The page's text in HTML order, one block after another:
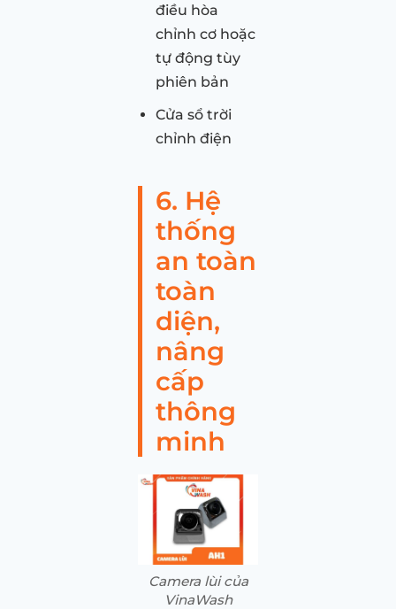
điều hòa
chỉnh cơ hoặc
tự động tùy
phiên bản
Cửa sổ trời
chỉnh điện
6. Hệ
thống
an toàn
toàn
diện,
nâng
cấp
thông
minh
Camera lùi của
VinaWash